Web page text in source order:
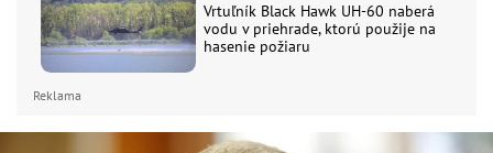
Vrtuľník Black Hawk UH-60 naberá
vodu v priehrade, ktorú použije na
hasenie požiaru
Reklama